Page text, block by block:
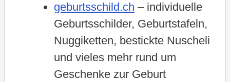
geburtsschild.ch – individuelle
Geburtsschilder, Geburtstafeln,
Nuggiketten, bestickte Nuscheli
und vieles mehr rund um
Geschenke zur Geburt